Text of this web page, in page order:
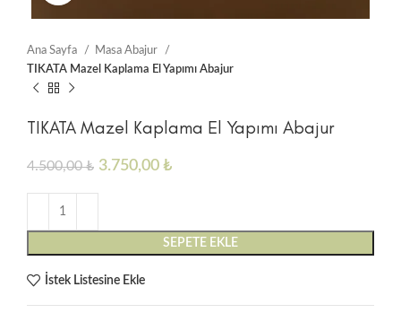
Ana Sayfa
Masa Abajur
TIKATA Mazel Kaplama El Yapımı Abajur
TIKATA Mazel Kaplama El Yapımı Abajur
4.500,00₺ 3.750,00 ₺
SEPETE EKLE
İstek Listesine Ekle